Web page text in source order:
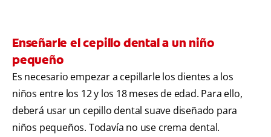
Enseñarle el cepillo dental a un niño
pequeño
Es necesario empezar a cepillarle los dientes a los
niños entre los 12 y los 18 meses de edad. Para ello,
deberá usar un cepillo dental suave diseñado para
niños pequeños. Todavía no use crema dental.